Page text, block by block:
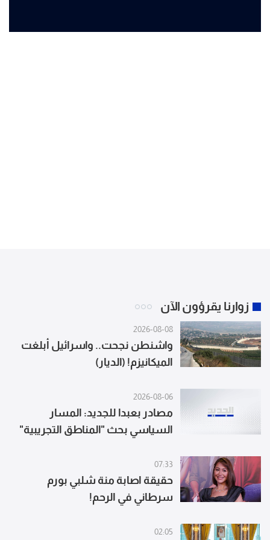
زوارنا يقرؤون الآن
2026-08-08
واشنطن نجحت.. واسرائيل أبلغت
الميكانيزم! (الديار)
2026-08-06
مصادر بعبدا للجديد: المسار
السياسي بحث "المناطق التجريبية"
إطلاق النار والالتزام له
07:33
حقيقة اصابة منة شلبي بورم
سرطاني في الرحم!
02:05